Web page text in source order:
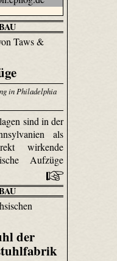
in Philadelphia
sind in der
als
wirkende
Aufzüge
der